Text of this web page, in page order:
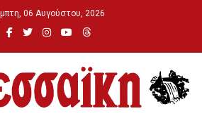
06 Αυγούστου, 2026